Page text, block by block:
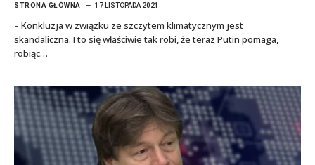
STRONA GŁÓWNA 17 LISTOPADA 2021
– Konkluzja w związku ze szczytem klimatycznym jest
skandaliczna. I to się właściwie tak robi, że teraz Putin pomaga,
robiąc…